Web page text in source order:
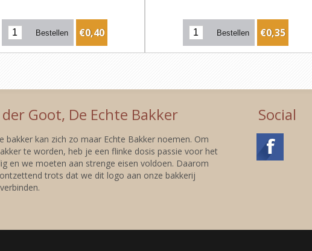
€0,40 €0,35
Goot, De Echte Bakker
bakker kan zich zo maar Echte Bakker noemen. Om
te worden, heb je een flinke dosis passie voor het
en we moeten aan strenge eisen voldoen. Daarom
trots dat we dit logo aan onze bakkerij
Social